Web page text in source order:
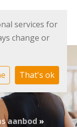
en
aanbod »
services for
change or
That's ok